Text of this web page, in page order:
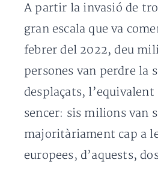
A partir la invasió de
gran escala que va
febrer del 2022, deu
persones van perdre la
desplaçats, l’equivalent
sencer: sis milions van
majoritàriament cap a
europees, d’aquests,